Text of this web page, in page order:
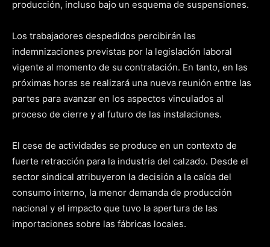
producción, incluso bajo un esquema de suspensiones.
Los trabajadores despedidos percibirán las
indemnizaciones previstas por la legislación laboral
vigente al momento de su contratación. En tanto, en las
próximas horas se realizará una nueva reunión entre las
partes para avanzar en los aspectos vinculados al
proceso de cierre y al futuro de las instalaciones.
El cese de actividades se produce en un contexto de
fuerte retracción para la industria del calzado. Desde el
sector sindical atribuyeron la decisión a la caída del
consumo interno, la menor demanda de producción
nacional y el impacto que tuvo la apertura de las
importaciones sobre las fábricas locales.